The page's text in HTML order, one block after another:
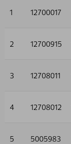
1 12700017
2 12700915
3 12708011
4 12708012
5 5005983